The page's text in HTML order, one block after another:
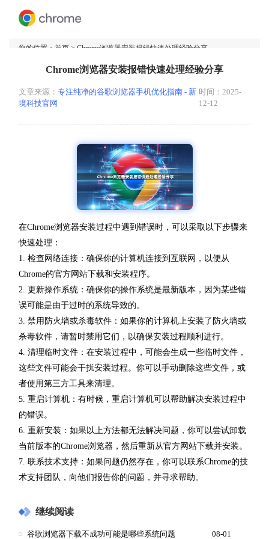
您的位置： 首页 > Chrome浏览器安装报错快速处理经验分享
Chrome浏览器安装报错快速处理经验分享
文章来源： 专注纯净的谷歌浏览器手机优化指南 - 新
境科技官网
时间：2025-
12-12
在Chrome浏览器安装过程中遇到错误时，可以采取以下步骤来
快速处理：
1. 检查网络连接：确保你的计算机连接到互联网，以便从
Chrome的官方网站下载和安装程序。
2. 更新操作系统：确保你的操作系统是最新版本，因为某些错
误可能是由于过时的系统导致的。
3. 禁用防火墙或杀毒软件：如果你的计算机上安装了防火墙或
杀毒软件，请暂时禁用它们，以确保安装过程顺利进行。
4. 清理临时文件：在安装过程中，可能会生成一些临时文件，
这些文件可能会干扰安装过程。你可以手动删除这些文件，或
者使用第三方工具来清理。
5. 重启计算机：有时候，重启计算机可以帮助解决安装过程中
的错误。
6. 重新安装：如果以上方法都无法解决问题，你可以尝试卸载
当前版本的Chrome浏览器，然后重新从官方网站下载并安装。
7. 联系技术支持：如果问题仍然存在，你可以联系Chrome的技
术支持团队，向他们报告你的问题，并寻求帮助。
继续阅读
谷歌浏览器下载不成功可能是哪些系统问题 08-01